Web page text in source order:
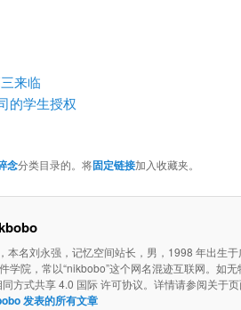
来临
的学生授权
念分类目录的。将固定链接加入收藏夹。
本名刘永强，记忆空间站长，男，1998 年出生
学院，常以“nikbobo”这个网名混迹互联网。如
方式共享 4.0 国际 许可协议。详情请参阅关于页
发表的所有文章